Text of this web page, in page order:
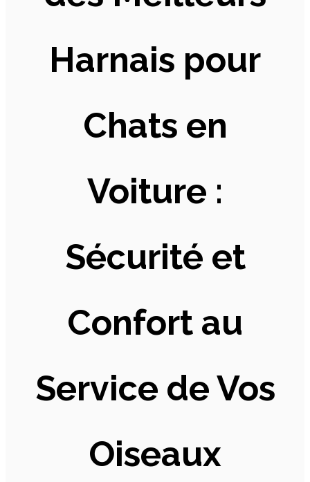
Harnais pour
Chats en
Voiture :
Sécurité et
Confort au
Service de Vos
Oiseaux